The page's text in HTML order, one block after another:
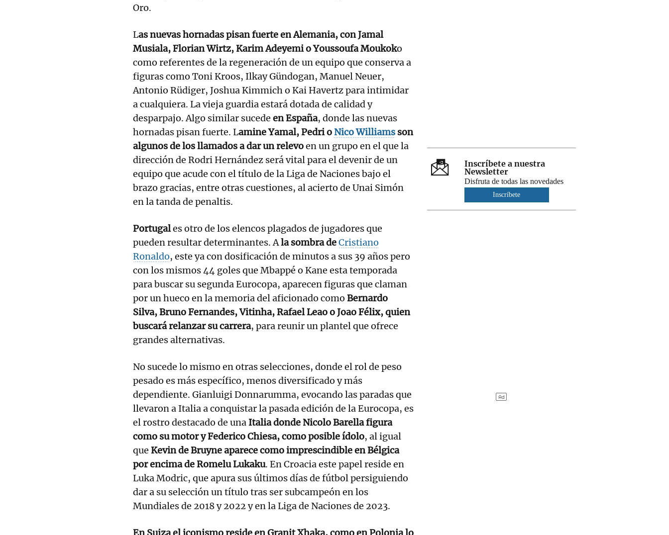
Oro.
Las nuevas hornadas pisan fuerte en Alemania, con Jamal
Musiala, Florian Wirtz, Karim Adeyemi o Youssoufa Moukoko
como referentes de la regeneración de un equipo que conserva a
figuras como Toni Kroos, Ilkay Gündogan, Manuel Neuer,
Antonio Rüdiger, Joshua Kimmich o Kai Havertz para intimidar
a cualquiera. La vieja guardia estará dotada de calidad y
desparpajo. Algo similar sucede en España, donde las nuevas
hornadas pisan fuerte. Lamine Yamal, Pedri o Nico Williams son
algunos de los llamados a dar un relevoen un grupo en el que la
dirección de Rodri Hernández será vital para el devenir de un
equipo que acude con el título de la Liga de Naciones bajo el
brazo gracias, entre otras cuestiones, al acierto de Unai Simón
en la tanda de penaltis.
Portugales otro de los elencos plagados de jugadores que
pueden resultar determinantes. Ala sombra deCristiano
Ronaldo, este ya con dosificación de minutos a sus 39 años pero
con los mismos 44 goles que Mbappé o Kane esta temporada
para buscar su segunda Eurocopa, aparecen figuras que claman
por un hueco en la memoria del aficionado como Bernardo
Silva, Bruno Fernandes, Vitinha, Rafael Leao o Joao Félix, quien
buscará relanzar su carrera, para reunir un plantel que ofrece
grandes alternativas.
No sucede lo mismo en otras selecciones, donde el rol de peso
pesado es más específico, menos diversificado y más
dependiente. Gianluigi Donnarumma, evocando las paradas que
llevaron a Italia a conquistar la pasada edición de la Eurocopa, es
el rostro destacado de una Italia donde Nicolo Barella figura
como su motor y Federico Chiesa, como posible ídolo, al igual
que Kevin de Bruyne aparece como imprescindible en Bélgica
por encima de Romelu Lukaku. En Croacia este papel reside en
Luka Modric, que apura sus últimos días de fútbol persiguiendo
dar a su selección un título tras ser subcampeón en los
Mundiales de 2018 y 2022 y en la Liga de Naciones de 2023.
En Suiza el iconismo reside en Granit Xhaka, como en Polonia lo
Inscríbete a nuestra
Newsletter
Disfruta de todas las novedades
Inscríbete